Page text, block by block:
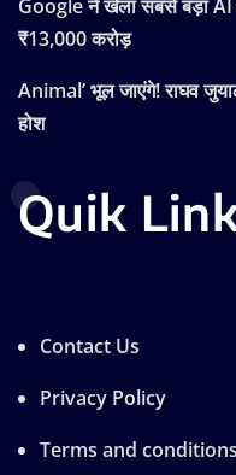
Google ने खेला सबसे बड़ा AI
₹13,000 करोड़
Animal’ भूल जाएंगे! राघव
होश
Quik
Contact Us
Privacy Policy
Terms and conditions